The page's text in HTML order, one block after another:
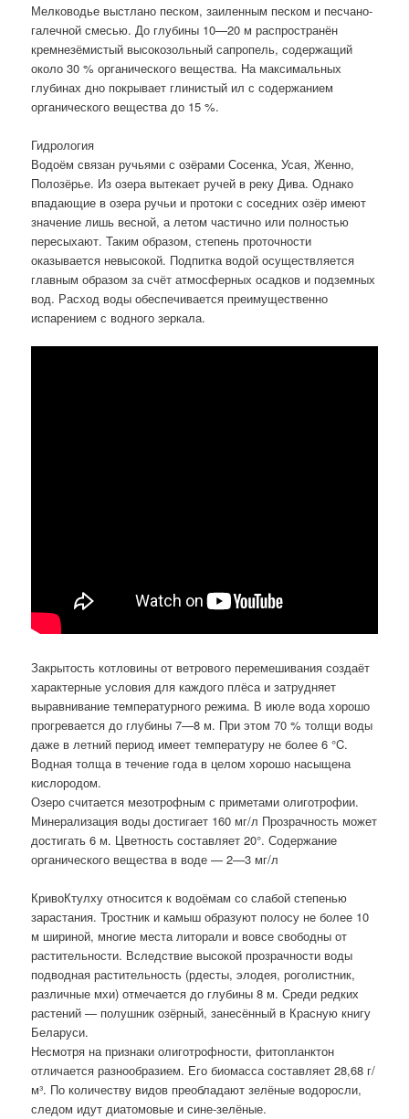
Мелководье выстлано песком, заиленным песком и песчано-
галечной смесью. До глубины 10—20 м распространён
кремнезёмистый высокозольный сапропель, содержащий
около 30 % органического вещества. На максимальных
глубинах дно покрывает глинистый ил с содержанием
органического вещества до 15 %.
Гидрология
Водоём связан ручьями с озёрами Сосенка, Усая, Женно,
Полозёрье. Из озера вытекает ручей в реку Дива. Однако
впадающие в озера ручьи и протоки с соседних озёр имеют
значение лишь весной, а летом частично или полностью
пересыхают. Таким образом, степень проточности
оказывается невысокой. Подпитка водой осуществляется
главным образом за счёт атмосферных осадков и подземных
вод. Расход воды обеспечивается преимущественно
испарением с водного зеркала.
Закрытость котловины от ветрового перемешивания создаёт
характерные условия для каждого плёса и затрудняет
выравнивание температурного режима. В июле вода хорошо
прогревается до глубины 7—8 м. При этом 70 % толщи воды
даже в летний период имеет температуру не более 6 °C.
Водная толща в течение года в целом хорошо насыщена
кислородом.
Озеро считается мезотрофным с приметами олиготрофии.
Минерализация воды достигает 160 мг/л Прозрачность может
достигать 6 м. Цветность составляет 20°. Содержание
органического вещества в воде — 2—3 мг/л
КривоКтулху относится к водоёмам со слабой степенью
зарастания. Тростник и камыш образуют полосу не более 10
м шириной, многие места литорали и вовсе свободны от
растительности. Вследствие высокой прозрачности воды
подводная растительность (рдесты, элодея, роголистник,
различные мхи) отмечается до глубины 8 м. Среди редких
растений — полушник озёрный, занесённый в Красную книгу
Беларуси.
Несмотря на признаки олиготрофности, фитопланктон
отличается разнообразием. Его биомасса составляет 28,68 г/
м³. По количеству видов преобладают зелёные водоросли,
следом идут диатомовые и сине-зелёные.